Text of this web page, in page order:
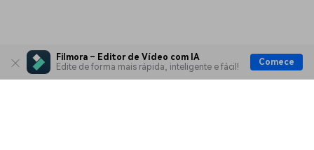
Filmora – Editor de Vídeo com IA
Edite de forma mais rápida, inteligente e fácil!
Comece